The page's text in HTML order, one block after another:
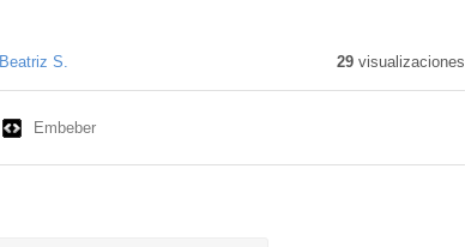
Beatriz S. 29visualizaciones
Embeber